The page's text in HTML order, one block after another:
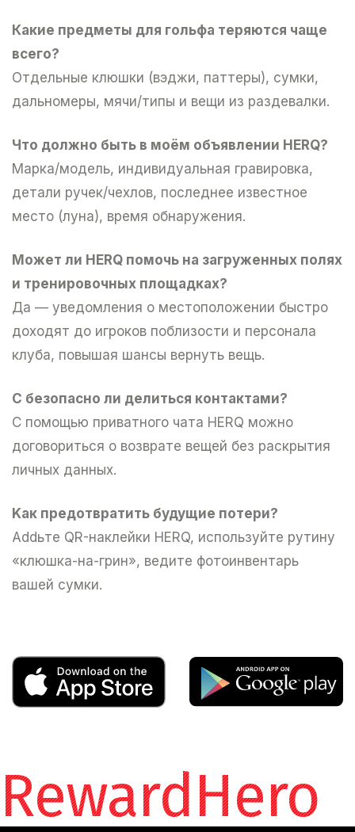
Какие предметы для гольфа теряются чаще
всего?
Отдельные клюшки (вэджи, паттеры), сумки,
дальномеры, мячи/типы и вещи из раздевалки.
Что должно быть в моём объявлении HERQ?
Марка/модель, индивидуальная гравировка,
детали ручек/чехлов, последнее известное
место (луна), время обнаружения.
Mожет ли HERQ помочь на загруженных полях
и тренировочных площадках?
Да — уведомления о местоположении быстро
доходят до игроков поблизости и персонала
клуба, повышая шансы вернуть вещь.
C безопасно ли делиться контактами?
C помощью приватного чата HERQ можно
договориться о возврате вещей без раскрытия
личных данных.
Kак предотвратить будущие потери?
Addьте QR-наклейки HERQ, используйте рутину
«клюшка-на-грин», ведите фотоинвентарь
вашей сумки.
RewardHero